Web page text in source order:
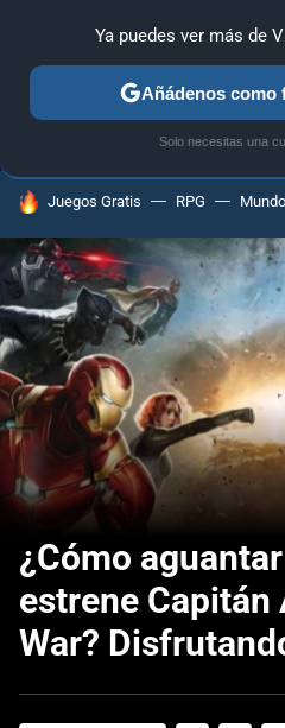
MENÚ
GUÍAS Y TRUCOS
HOY SE HABLA DE
Juegos Gratis RPG
¿Cómo
estrene Capitán
War?
Ya puedes ver más de
Añádenos como
Solo necesitas una